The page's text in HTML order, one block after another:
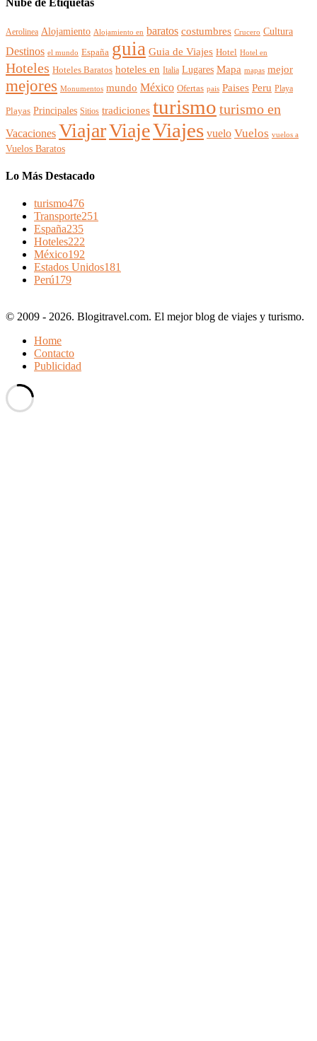
Nube de Etiquetas
Aerolinea Alojamiento Alojamiento en baratos costumbres Crucero Cultura
Destinos el mundo España guia Guia de Viajes Hotel Hotel en
Hoteles Hoteles Baratos hoteles en Italia Lugares Mapa mapas mejor
mejores Monumentos mundo México Ofertas pais Paises Peru Playa
Playas Principales Sitios tradiciones turismo turismo en
Vacaciones ViajarViajeViajes vuelo Vuelos vuelos a
Vuelos Baratos
Lo Más Destacado
turismo476
Transporte251
España235
Hoteles222
México192
Estados Unidos181
Perú179
© 2009 - 2026. Blogitravel.com. El mejor blog de viajes y turismo.
Home
Contacto
Publicidad